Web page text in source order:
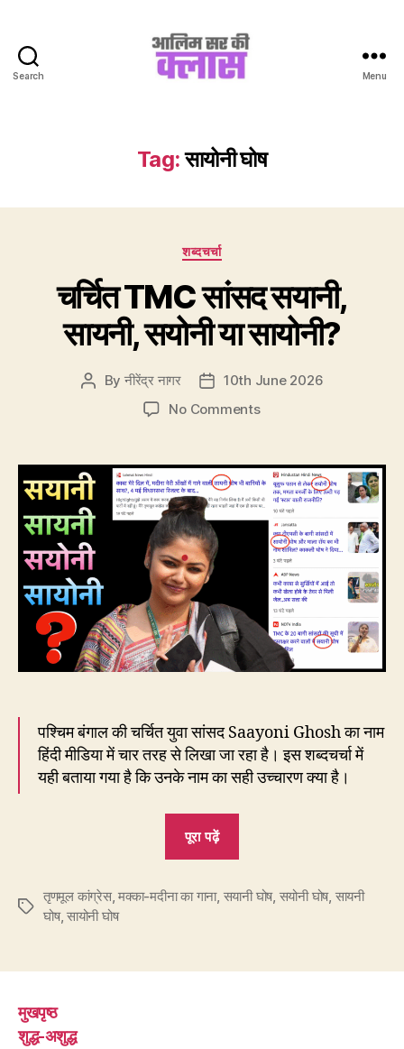
Search
Class
Menu
Tag: सायोनी घोष
Categories
शब्दचर्चा
चर्चित TMC सांसद सयानी,
सायनी, सयोनी या सायोनी?
Post
By नीरेंद्र नागर
Post10th June 2026
No Commentson
सांसद
सयानी,
सायनी,
सयोनी
सायोनी?
पश्चिम बंगाल की चर्चित युवा सांसद Saayoni Ghosh का नाम
हिंदी मीडिया में चार तरह से लिखा जा रहा है। इस शब्दचर्चा में
यही बताया गया है कि उनके नाम का सही उच्चारण क्या है।
पूरा पढ़ें
सयानी,
या
Tags
तृणमूल कांग्रेस,मक्का-मदीना का गाना, सयानी घोष, सयोनी घोष, सायनी
घोष, सायोनी घोष
मुखपृष्ठ
शुद्ध-अशुद्ध